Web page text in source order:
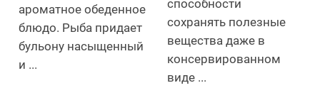
ароматное обеденное
блюдо. Рыба придает
бульону насыщенный
и ...
способности
сохранять полезные
вещества даже в
консервированном
виде ...